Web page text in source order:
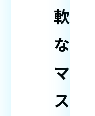
軟
な
マ
ス